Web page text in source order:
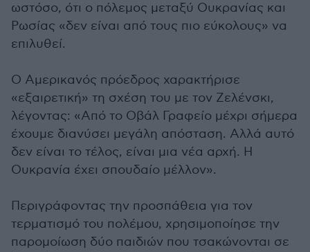
ωστόσο, ότι ο πόλεμος μεταξύ Ουκρανίας και
Ρωσίας «δεν είναι από τους πιο εύκολους» να
επιλυθεί.
Ο Αμερικανός πρόεδρος χαρακτήρισε
«εξαιρετική» τη σχέση του με τον Ζελένσκι,
λέγοντας: «Από το Οβάλ Γραφείο μέχρι σήμερα
έχουμε διανύσει μεγάλη απόσταση. Αλλά αυτό
δεν είναι το τέλος, είναι μια νέα αρχή. Η
Ουκρανία έχει σπουδαίο μέλλον».
Περιγράφοντας την προσπάθεια για τον
τερματισμό του πολέμου, χρησιμοποίησε την
παρομοίωση δύο παιδιών που τσακώνονται σε